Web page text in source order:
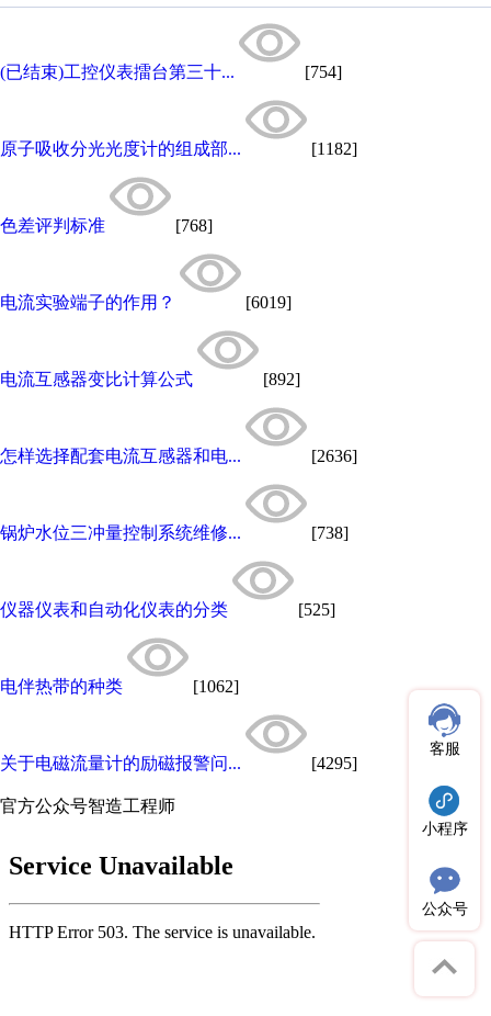
(已结束)工控仪表擂台第三十... [754]
原子吸收分光光度计的组成部... [1182]
色差评判标准 [768]
电流实验端子的作用？ [6019]
电流互感器变比计算公式 [892]
怎样选择配套电流互感器和电... [2636]
锅炉水位三冲量控制系统维修... [738]
仪器仪表和自动化仪表的分类 [525]
电伴热带的种类 [1062]
关于电磁流量计的励磁报警问... [4295]
官方公众号智造工程师
客服
小程序
公众号